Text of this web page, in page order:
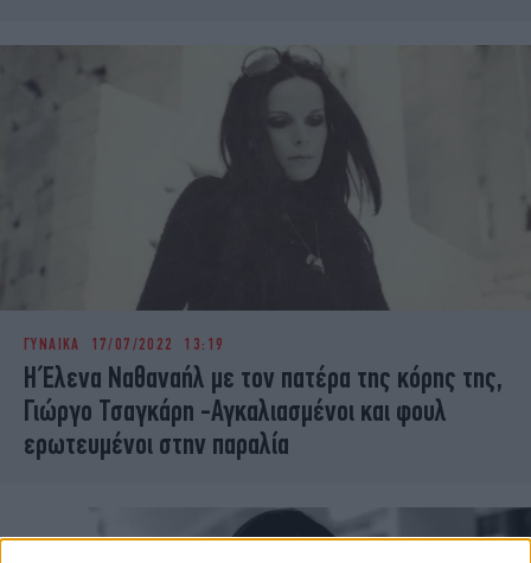
ΓΥΝΑΙΚΑ 17/07/2022 13:19
Η Έλενα Ναθαναήλ με τον πατέρα της κόρης της,
Γιώργο Τσαγκάρη -Αγκαλιασμένοι και φουλ
ερωτευμένοι στην παραλία